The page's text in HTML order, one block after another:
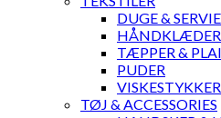
DUGE &
HÅNDKLÆDER
TÆPPER &
PUDER
VISKESTYKKER
TØJ & ACCESSORIES